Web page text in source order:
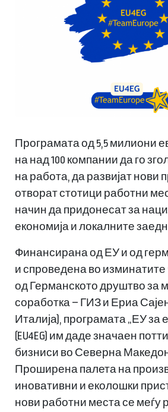
Програмата од 5,5 милиони
на над 100 компании да го
на работа, да развијат нови
отворат стотици работни
начин да придонесат за
економија и локалните
Финансирана од ЕУ и од
и спроведена во изминатите
од Германското друштво за
соработка – ГИЗ и Ериа
Италија), програмата „ЕУ за
(EU4EG) им даде значаен
бизниси во Северна
Проширена палета на
иновативни и еколошки
нови работни места се меѓу